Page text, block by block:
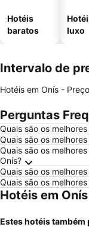
Hotéis
baratos
luxo
Intervalo de
Hotéis em Onís -
Perguntas
Quais são os
Quais são os
Quais são os
Onís?
Quais são os
Quais são os
Hotéis em Onís
Estes hotéis